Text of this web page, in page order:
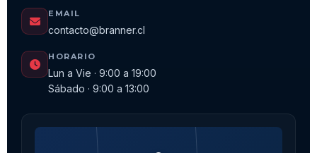
EMAIL
contacto@branner.cl
HORARIO
Lun a Vie · 9:00 a 19:00
Sábado · 9:00 a 13:00